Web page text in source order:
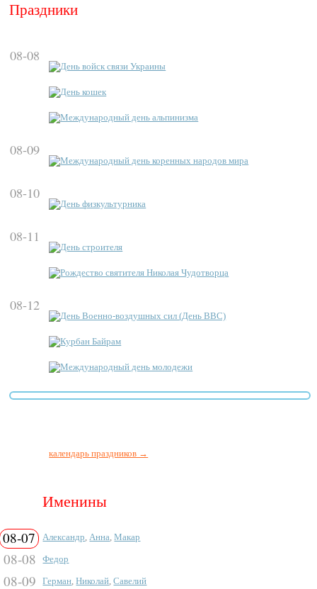
Праздники
08-08
День войск связи Украины
День кошек
Международный день альпинизма
08-09
Международный день коренных народов мира
08-10
День физкультурника
08-11
День строителя
Рождество святителя Николая Чудотворца
08-12
День Военно-воздушных сил (День ВВС)
Курбан Байрам
Международный день молодежи
календарь праздников →
Именины
08-07 Александр Анна ,Макар
08-08 Федор
08-09 Герман ,Николай ,Савелий